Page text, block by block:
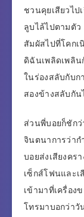
ชวนคุยเสียวไป
ลูบไล้ไปตามตั
สัมผัสไปที่โคก
ดิฉันเพลิดเพลิน
ในร่องสลับกับก
สองข้างสลับกัน
ส่วนพี่บอยก็ชัก
จินตนาการว่า
บอยส่งเสียงคร
เซ็กส์โฟนและ
เข้ามาที่เครื่อ
โทรมาบอกว่าวั